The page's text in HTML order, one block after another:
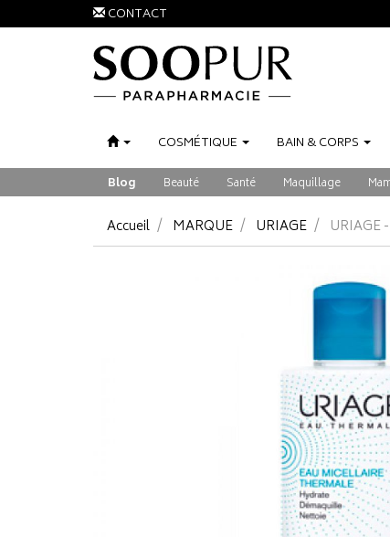
CONTACT
COSMÉTIQUE BAIN &CORPS
Blog Beauté Santé Maquillage
Accueil MARQUE URIAGE URIAGE